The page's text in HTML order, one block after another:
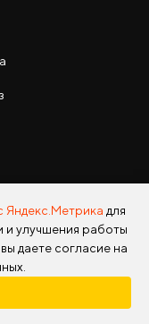
защищены
Яндекс.Метрика для
и улучшения работы
даете согласие на